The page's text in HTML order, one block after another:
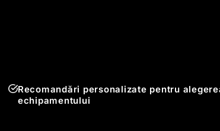
Recomandări personalizate pentru
echipamentului